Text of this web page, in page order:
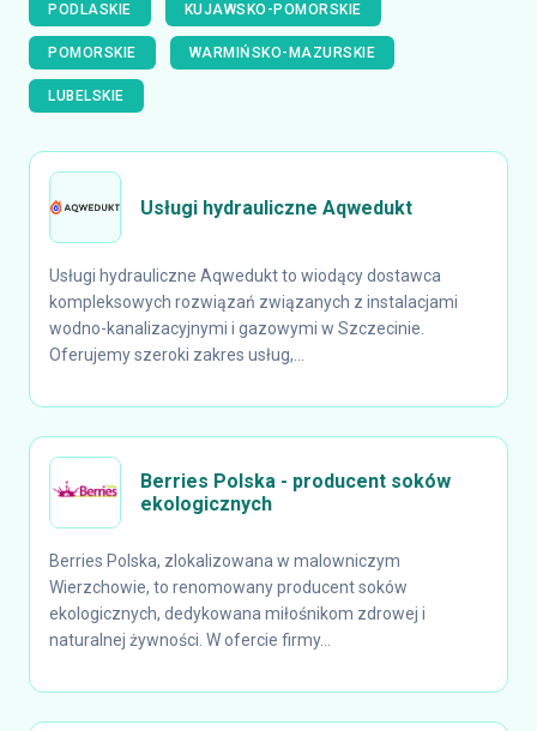
PODLASKIE KUJAWSKO-POMORSKIE
POMORSKIE WARMIŃSKO-MAZURSKIE
LUBELSKIE
Usługi hydrauliczne Aqwedukt
Usługi hydrauliczne Aqwedukt to wiodący dostawca
kompleksowych rozwiązań związanych z instalacjami
wodno-kanalizacyjnymi i gazowymi w Szczecinie.
Oferujemy szeroki zakres usług,...
Berries Polska - producent soków
ekologicznych
Berries Polska, zlokalizowana w malowniczym
Wierzchowie, to renomowany producent soków
ekologicznych, dedykowana miłośnikom zdrowej i
naturalnej żywności. W ofercie firmy...